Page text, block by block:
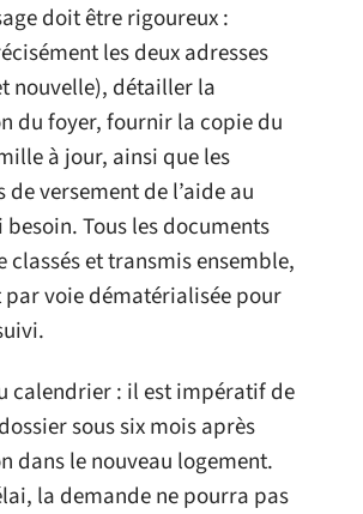
doit être rigoureux :
les deux adresses
nouvelle), détailler la
du foyer, fournir la copie du
à jour, ainsi que les
versement de l’aide au
Tous les documents
classés et transmis ensemble,
voie dématérialisée pour
calendrier : il est impératif de
sous six mois après
dans le nouveau logement.
la demande ne pourra pas